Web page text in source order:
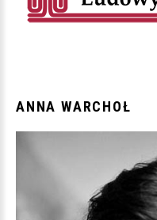
ANNA WARCHOŁ